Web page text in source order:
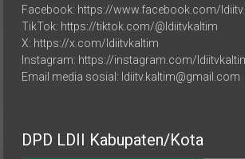
TikTok: https://tiktok.com/@ldiitvkaltim
X: https://x.com/ldiitvkaltim
Instagram: https://instagram.com/ldiitvkaltim
Email media sosial: ldiitv.kaltim@gmail.com